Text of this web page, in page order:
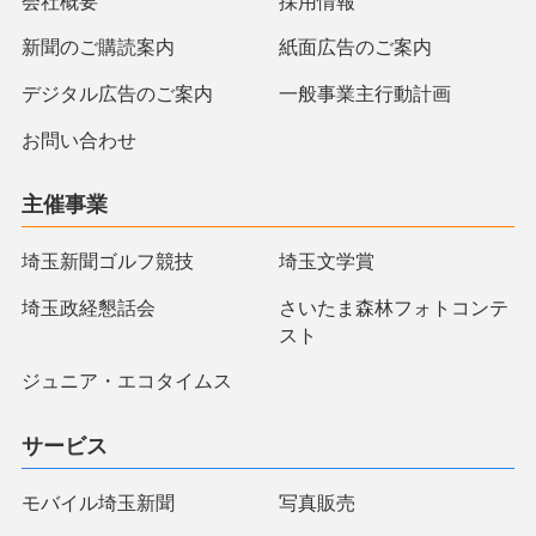
新聞のご購読案内 紙面広告のご案内
デジタル広告のご案内 一般事業主行動計画
お問い合わせ
主催事業
埼玉新聞ゴルフ競技 埼玉文学賞
埼玉政経懇話会
さいたま森林フォトコンテ
スト
ジュニア・エコタイムス
サービス
モバイル埼玉新聞 写真販売